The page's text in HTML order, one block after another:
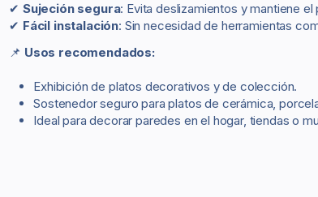
✔ Sujeción segura: Evita deslizamientos y mantiene el
✔ Fácil instalación: Sin necesidad de herramientas
📌 Usos recomendados:
Exhibición de platos decorativos y de colección.
Sostenedor seguro para platos de cerámica,
Ideal para decorar paredes en el hogar, tiendas o